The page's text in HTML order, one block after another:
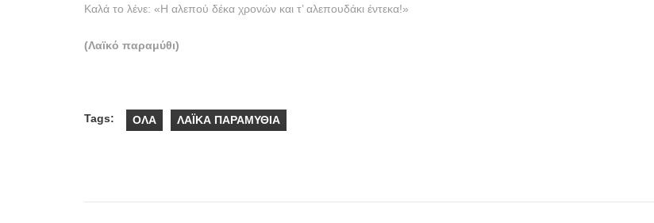
Καλά το λένε: «Η αλεπού δέκα χρονών και τ’ αλεπουδάκι έντεκα!»
(Λαϊκό παραμύθι)
Tags: ΟΛΑ ΛΑΪΚΑ ΠΑΡΑΜΥΘΙΑ